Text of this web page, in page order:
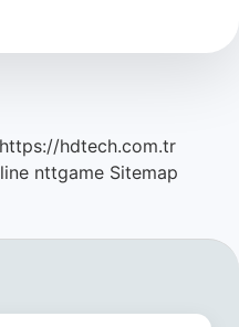
https://hdtech.com.tr
nttgame Sitemap